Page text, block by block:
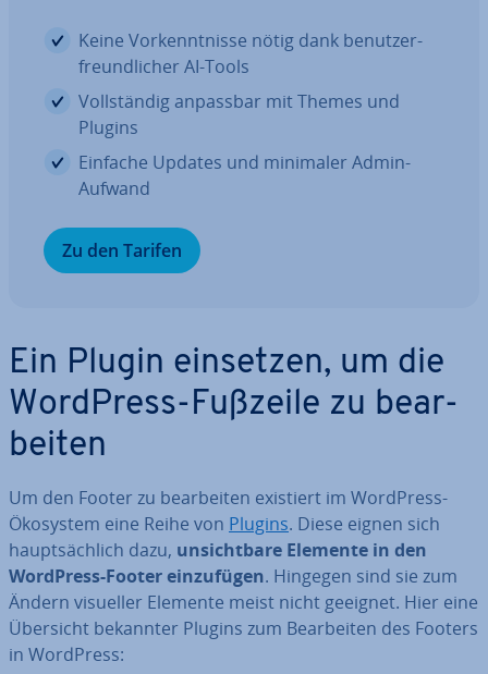
Keine Vor­kennt­nis­se nötig dank be­nut­zer­
freund­li­cher AI-Tools
Voll­stän­dig anpassbar mit Themes und
Plugins
Einfache Updates und minimaler Admin-
Aufwand
Zu den Tarifen
Ein Plugin einsetzen, um die
WordPress-Fußzeile zu be­ar­
bei­ten
Um den Footer zu be­ar­bei­ten existiert im WordPress-
Ökosystem eine Reihe von Plugins. Diese eignen sich
haupt­säch­lich dazu, un­sicht­ba­re Elemente in den
WordPress-Footer ein­zu­fü­gen. Hingegen sind sie zum
Ändern visueller Elemente meist nicht geeignet. Hier eine
Übersicht bekannter Plugins zum Be­ar­bei­ten des Footers
in WordPress: